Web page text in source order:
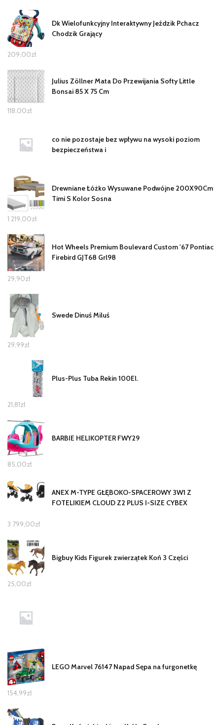
Dk Wielofunkcyjny Interaktywny Jeździk Pchacz
Chodzik Grający
209,00zł
Julius Zöllner Mata Do Przewijania Softy Little
Bonsai 85 X 75 Cm
118,00zł
co nie pozostaje bez wpływu na wysoki poziom
bezpieczeństwa i
Drewniane Łóżko Wysuwane Podwójne 200X90Cm
Timi S Kolor Sosna
1 219,00zł
Hot Wheels Premium Boulevard Custom '67 Pontiac
Firebird GJT68 Grl98
29,90zł
Swede Dinuś Miluś
29,99zł
Plus-Plus Tuba Rekin 100El.
21,81zł
BARBIE HELIKOPTER FWY29
85,00zł
ANEX M-TYPE GŁĘBOKO-SPACEROWY 3W1 Z
FOTELIKIEM CLOUD Z2 PLUS I-SIZE CYBEX
3 799,00zł
Bigbuy Kids Figurek zwierzątek Koń 3 Części
25,00zł
LEGO Marvel 76147 Napad Sępa na furgonetkę
154,99zł